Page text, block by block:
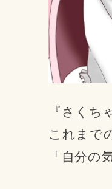
『さくち
これまで
「自分の